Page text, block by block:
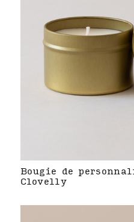
Bougie de
Clovelly